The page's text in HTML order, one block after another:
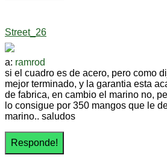
Street_26
a: ramrod
si el cuadro es de acero, pero como
mejor terminado, y la garantia esta
de fabrica, en cambio el marino no,
lo consigue por 350 mangos que le
marino.. saludos